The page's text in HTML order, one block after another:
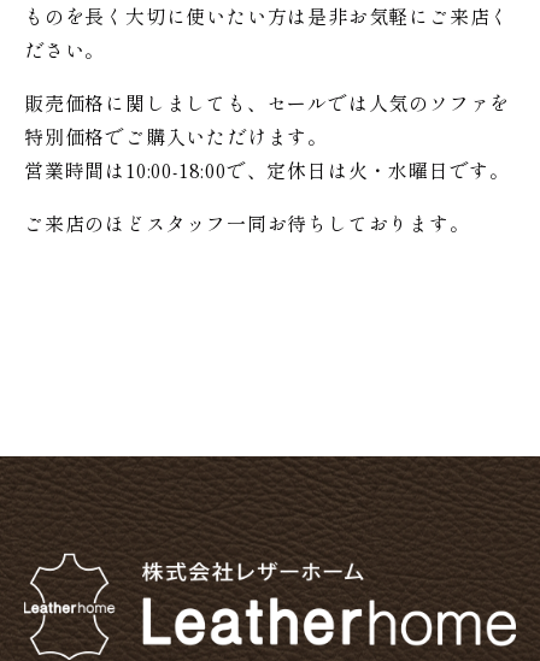
ものを長く大切に使いたい方は是非お気軽にご来店く
ださい。
販売価格に関しましても、セールでは人気のソファを
特別価格でご購入いただけます。
営業時間は10:00-18:00で、定休日は火・水曜日です。
ご来店のほどスタッフ一同お待ちしております。